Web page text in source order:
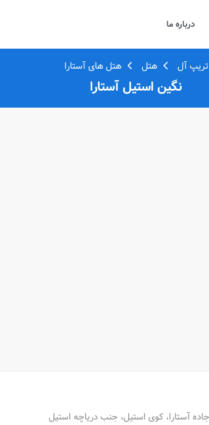
درباره ما
تریپ آل هتل هتل های آستارا
نگین استیل آستارا